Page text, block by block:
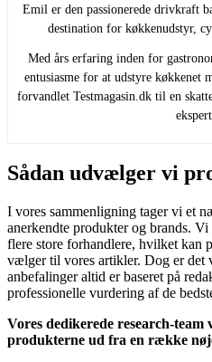
Emil er den passionerede drivkraft
destination for køkkenudstyr,
Med års erfaring inden for
entusiasme for at udstyre køkkenet
forvandlet Testmagasin.dk til en
Sådan udvælger vi
I vores sammenligning tager vi et
anerkendte produkter og brands. Vi
flere store forhandlere, hvilket kan
vælger til vores artikler. Dog er det
anbefalinger altid er baseret på
professionelle vurdering af de
Vores dedikerede research-
produkterne ud fra en række